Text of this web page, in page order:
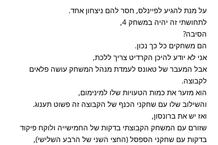
על מנת להגיע לפיינלס, חסר להם ניצחון אחד.
לתחושתי זה יהיה במשחק 4,
הסיבה?
הם משחקים כל כך נכון.
אני לא יודע להיכן הקרדיט צריך ללכת,
אבל המעבר של טאונס לעמדת מנהל המשחק עושה פלאים
לקבוצה.
הוא מזער את כמות הטעויות שלו למינימום,
והשילוב שלו עם שחקני הכנף של הקבוצה זה פשוט תענוג.
ואז יש את ברונסון,
שזורם עם המשחק הקבוצתי בדקות של החמישייה ולוקח פיקוד
בדקות עם שחקני הספסל (החצי השני של הרבע השלישיׂ),